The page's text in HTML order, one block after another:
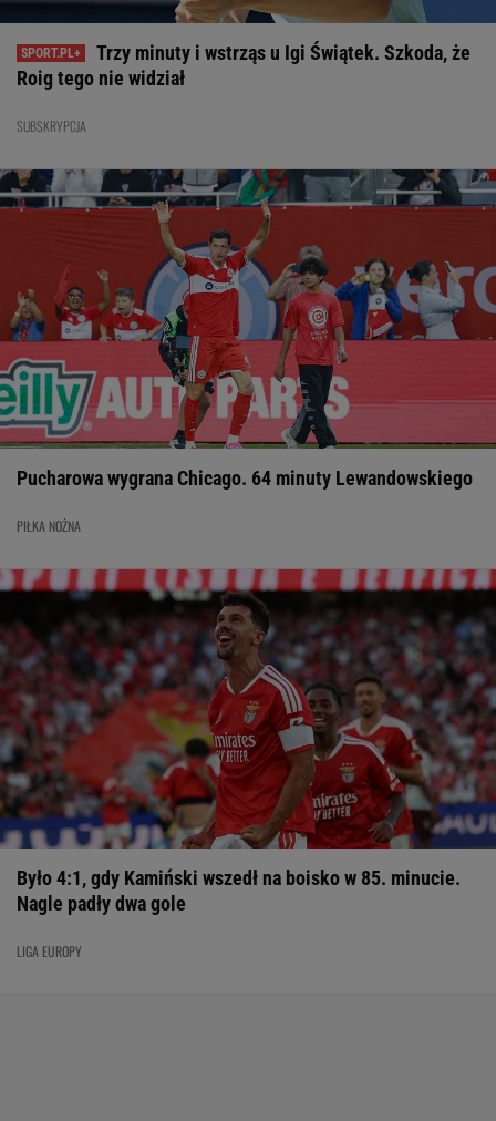
Trzy minuty i wstrząs u Igi Świątek. Szkoda, że
Roig tego nie widział
SUBSKRYPCJA
Pucharowa wygrana Chicago. 64 minuty Lewandowskiego
PIŁKA NOŻNA
Było 4:1, gdy Kamiński wszedł na boisko w 85. minucie.
Nagle padły dwa gole
LIGA EUROPY